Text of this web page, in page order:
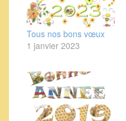
Tous nos bons vœux
1 janvier 2023